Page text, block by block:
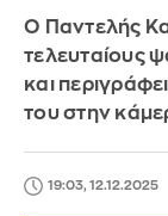
Ο Παντελής
τελευταίους
και
του στην
19:03, 12.12.2025